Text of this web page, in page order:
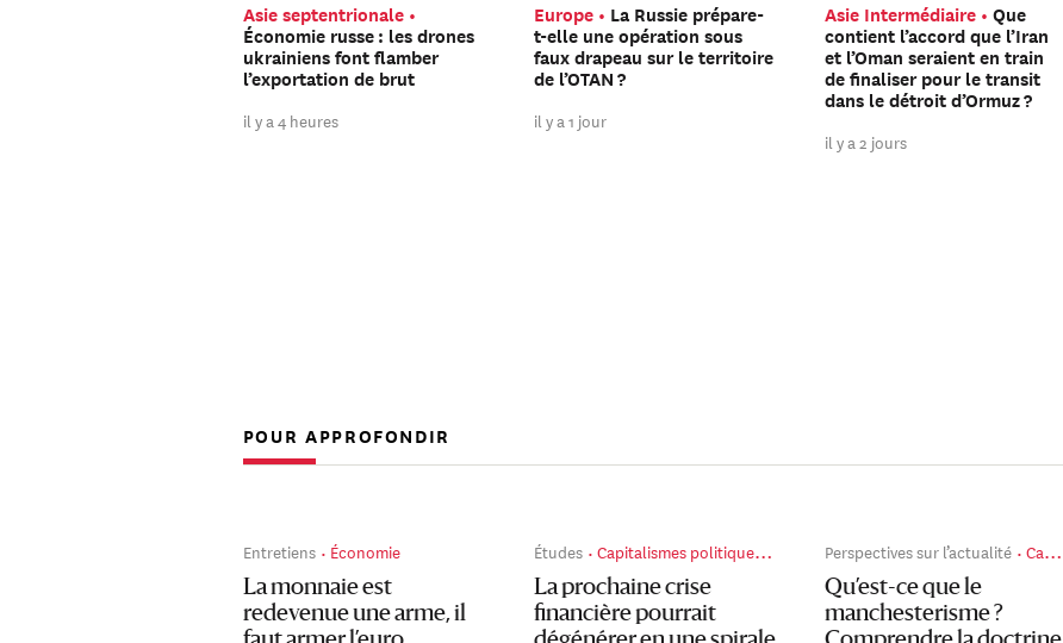
Asie septentrionale
Économie russe : les drones
ukrainiens font flamber
l’exportation de brut
il y a 4 heures
Europe
La Russie prépare-
t-elle une opération sous
faux drapeau sur le territoire
de l’OTAN ?
il y a 1 jour
Asie Intermédiaire
Que
contient l’accord que l’Iran
et l’Oman seraient en train
de finaliser pour le transit
dans le détroit d’Ormuz ?
il y a 2 jours
POUR APPROFONDIR
Entretiens Économie
La monnaie est
redevenue une arme, il
Études Capitalismes politiques en guerre
La prochaine crise
financière pourrait
Perspectives sur l’actualité Capitalismes politiques en guerre
Qu’est-ce que le
manchesterisme ?